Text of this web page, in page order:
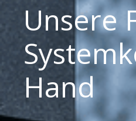
Unsere
Hand